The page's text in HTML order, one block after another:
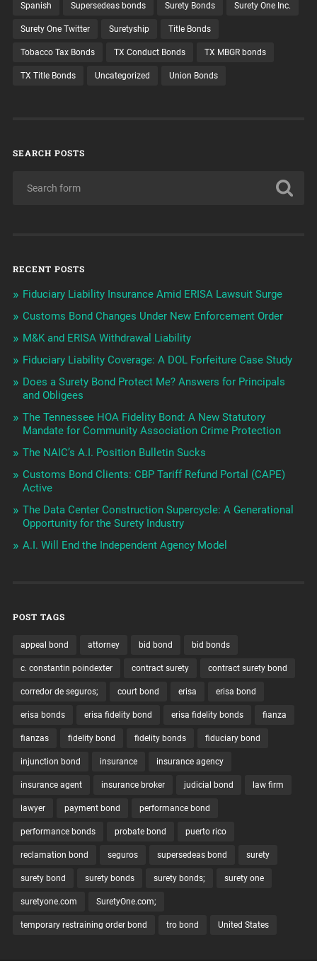
Spanish Supersedeas bonds Surety Bonds Surety One Inc.
Surety One Twitter Suretyship Title Bonds
Tobacco Tax Bonds TX Conduct Bonds TX MBGR bonds
TX Title Bonds Uncategorized Union Bonds
SEARCH POSTS
RECENT POSTS
Fiduciary Liability Insurance Amid ERISA Lawsuit Surge
Customs Bond Changes Under New Enforcement Order
M&K and ERISA Withdrawal Liability
Fiduciary Liability Coverage: A DOL Forfeiture Case Study
Does a Surety Bond Protect Me? Answers for Principals
and Obligees
The Tennessee HOA Fidelity Bond: A New Statutory
Mandate for Community Association Crime Protection
The NAIC’s A.I. Position Bulletin Sucks
Customs Bond Clients: CBP Tariff Refund Portal (CAPE)
Active
The Data Center Construction Supercycle: A Generational
Opportunity for the Surety Industry
A.I. Will End the Independent Agency Model
POST TAGS
appeal bond attorney bid bond bid bonds
c. constantin poindexter contract surety contract surety bond
corredor de seguros; court bond erisa erisa bond
erisa bonds erisa fidelity bond erisa fidelity bonds fianza
fianzas fidelity bond fidelity bonds fiduciary bond
injunction bond insurance insurance agency
insurance agent insurance broker judicial bond law firm
lawyer payment bond performance bond
performance bonds probate bond puerto rico
reclamation bond seguros supersedeas bond surety
surety bond surety bonds surety bonds; surety one
suretyone.com SuretyOne.com;
temporary restraining order bond tro bond United States